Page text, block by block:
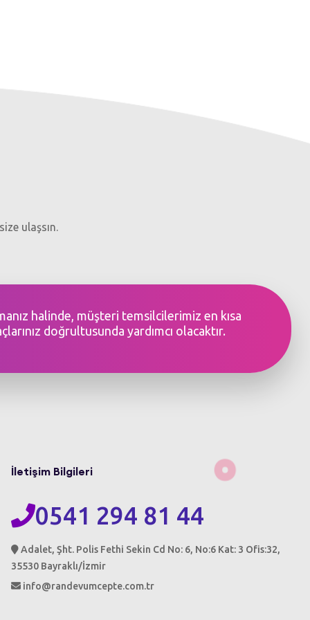
ulaşsın.
halinde, müşteri temsilcilerimiz en kısa
doğrultusunda yardımcı olacaktır.
İletişim Bilgileri
0541 294 81 44
Adalet, Şht. Polis Fethi Sekin Cd No: 6, No:6 Kat: 3 Ofis:32,
35530 Bayraklı/İzmir
info@randevumcepte.com.tr